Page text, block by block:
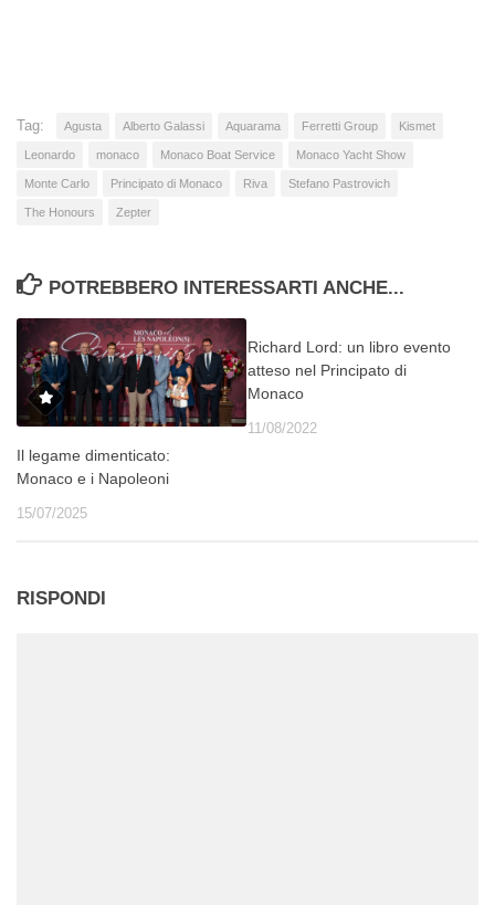
Tag: Agusta Alberto Galassi Aquarama Ferretti Group Kismet
Leonardo monaco Monaco Boat Service Monaco Yacht Show
Monte Carlo Principato di Monaco Riva Stefano Pastrovich
The Honours Zepter
POTREBBERO INTERESSARTI ANCHE...
Il legame dimenticato:
Monaco e i Napoleoni
15/07/2025
Richard Lord: un libro evento
atteso nel Principato di
Monaco
11/08/2022
RISPONDI